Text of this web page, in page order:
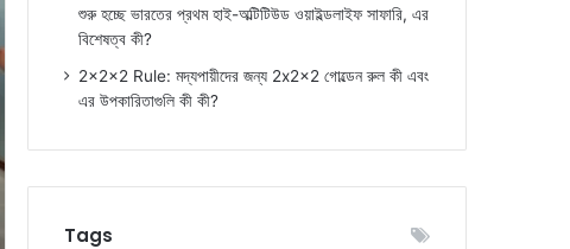
শুরু হচ্ছে ভারতের প্রথম হাই-অল্টিটিউড ওয়াইল্ডলাইফ সাফারি, এর
বিশেষত্ব কী?
2x2x2 Rule: মদ্যপায়ীদের জন্য 2x2x2 গোল্ডেন রুল কী এবং
এর উপকারিতাগুলি কী কী?
Tags